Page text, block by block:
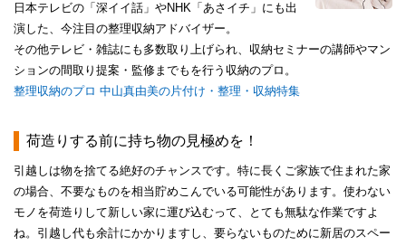
日本テレビの「深イイ話」やNHK「あさイチ」にも出
演した、今注目の整理収納アドバイザー。
その他テレビ・雑誌にも多数取り上げられ、収納セミナーの講師やマン
ションの間取り提案・監修までもを行う収納のプロ。
整理収納のプロ 中山真由美の片付け・整理・収納特集
荷造りする前に持ち物の見極めを！
引越しは物を捨てる絶好のチャンスです。特に長くご家族で住まれた家
の場合、不要なものを相当貯めこんでいる可能性があります。使わない
モノを荷造りして新しい家に運び込むって、とても無駄な作業ですよ
ね。引越し代も余計にかかりますし、要らないものために新居のスペー